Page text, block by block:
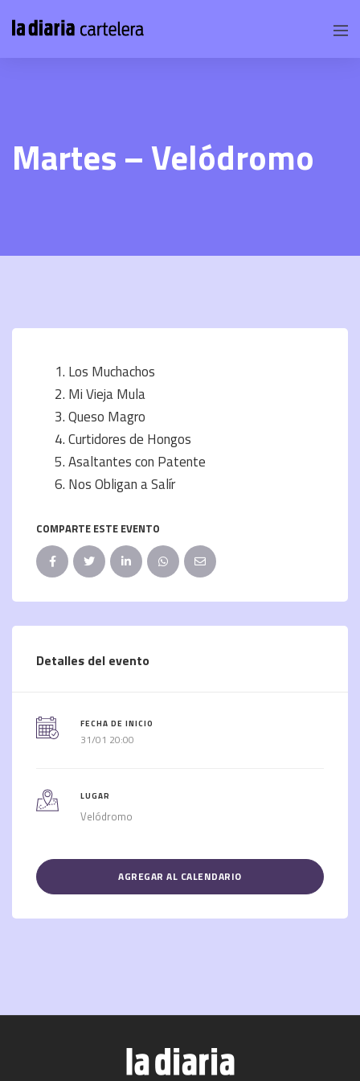
Martes – Velódromo
Los Muchachos
Mi Vieja Mula
Queso Magro
Curtidores de Hongos
Asaltantes con Patente
Nos Obligan a Salír
COMPARTE ESTE EVENTO
Detalles del evento
FECHA DE INICIO
31/01 20:00
LUGAR
Velódromo
AGREGAR AL CALENDARIO